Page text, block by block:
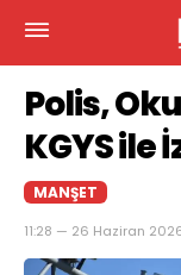
Polis,
KGYS ile
MANŞET
11:28 — 26 Haziran